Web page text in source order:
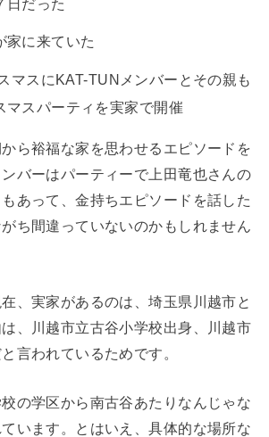
日だった
家に来ていた
マスにKAT-TUNメンバーとその親も
マスパーティを実家で開催
ら裕福な家を思わせるエピソードを
バーはパーティーで上田竜也さんの
あって、金持ちエピソードを話した
ち間違っていないのかもしれません
在、実家があるのは、埼玉県川越市と
、川越市立古谷小学校出身、川越市
言われているためです。
の学区から南古谷あたりなんじゃな
います。とはいえ、具体的な場所な